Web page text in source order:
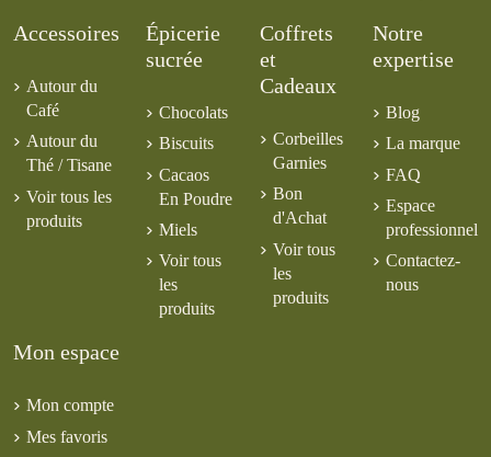
Accessoires
Autour du
Café
Autour du
Thé / Tisane
Voir tous les
produits
Épicerie
sucrée
Chocolats
Biscuits
Cacaos
En Poudre
Miels
Voir tous
les
produits
Coffrets
et
Cadeaux
Corbeilles
Garnies
Bon
d'Achat
Voir tous
les
produits
Notre
expertise
Blog
La marque
FAQ
Espace
professionnel
Contactez-
nous
Mon espace
Mon compte
Mes favoris